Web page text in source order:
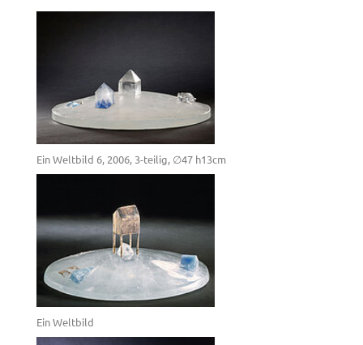
Ein Weltbild 6, 2006, 3-teilig, ∅47 h13cm
Ein Weltbild